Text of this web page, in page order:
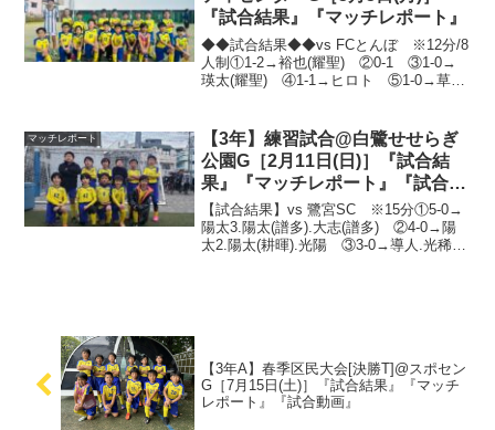
『試合結果』『マッチレポート』
◆◆試合結果◆◆vs FCとんぼ ※12分/8
人制①1-2→裕也(耀聖) ②0-1 ③1-0→
瑛太(耀聖) ④1-1→ヒロト ⑤1-0→草平
也...
マッチレポート
【3年】練習試合@白鷺せせらぎ
公園G［2月11日(日)］『試合結
果』『マッチレポート』『試合動
画』
【試合結果】vs 鷺宮SC ※15分①5-0→
陽太3.陽太(譜多).大志(譜多) ②4-0→陽
太2.陽太(耕暉).光陽 ③3-0→導人.光稀.
【3年A】春季区民大会[決勝T]@スポセン
G［7月15日(土)］『試合結果』『マッチ
レポート』『試合動画』